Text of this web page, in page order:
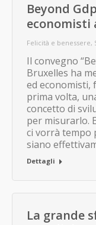
Beyond
economisti
Felicità e benessere,
Il convegno
Bruxelles ha
ed economisti,
prima volta,
concetto di
per misurarlo.
ci vorrà tempo
siano
Dettagli
La grande